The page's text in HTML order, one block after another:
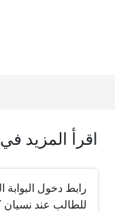
اقرأ المزيد في
رابط دخول البوابة
للطالب عند نسيان